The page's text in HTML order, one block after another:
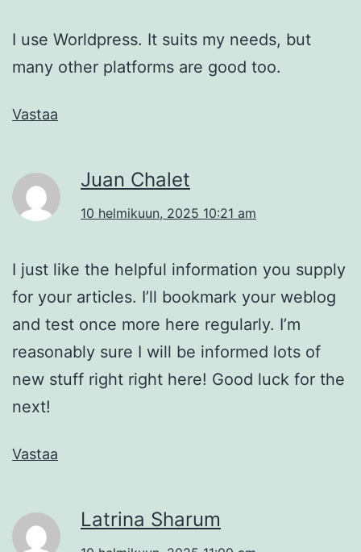
I use Worldpress. It suits my needs, but
many other platforms are good too.
Vastaa
Juan Chalet
10 helmikuun, 2025 10:21 am
I just like the helpful information you supply
for your articles. I’ll bookmark your weblog
and test once more here regularly. I’m
reasonably sure I will be informed lots of
new stuff right right here! Good luck for the
next!
Vastaa
Latrina Sharum